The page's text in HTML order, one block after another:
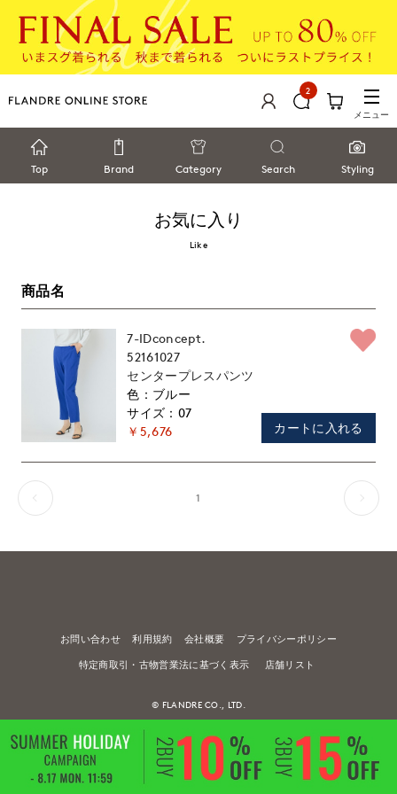
2
メニュー
Top Brand Category Search Styling
お気に入り
Like
商品名
7-IDconcept.
52161027
センタープレスパンツ
ブルー
07
￥5,676
カートに入れる
1
お問い合わせ 利用規約 会社概要 プライバシーポリシー
特定商取引・古物営業法に基づく表示 店舗リスト
© FLANDRE CO., LTD.